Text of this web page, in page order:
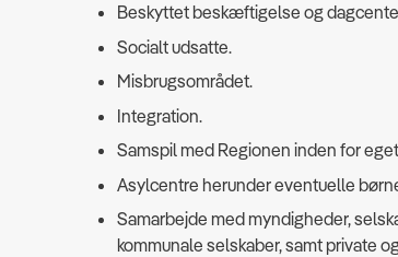
Beskyttet beskæftigelse og
Socialt udsatte.
Misbrugsområdet.
Integration.
Samspil med Regionen inden for
Asylcentre herunder eventuelle
Samarbejde med myndigheder,
kommunale selskaber, samt private